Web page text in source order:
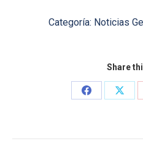
Categoría: Noticias
Share
Share
Share